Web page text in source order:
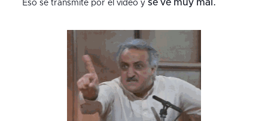
Eso se transmite por el video y se ve muy mal.